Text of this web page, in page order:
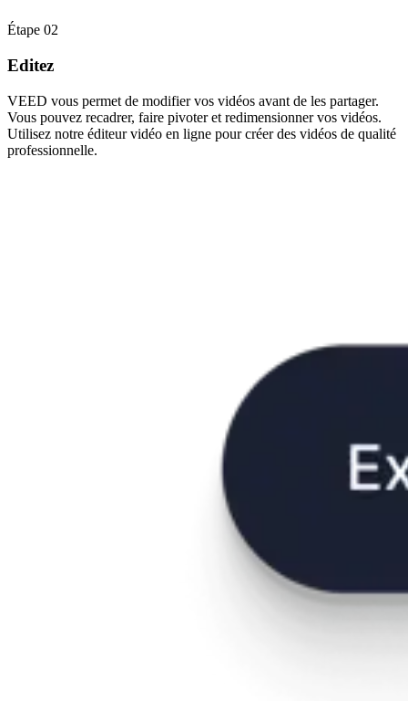
Étape 02
Editez
VEED vous permet de modifier vos vidéos avant de les partager.
Vous pouvez recadrer, faire pivoter et redimensionner vos vidéos.
Utilisez notre éditeur vidéo en ligne pour créer des vidéos de qualité
professionnelle.